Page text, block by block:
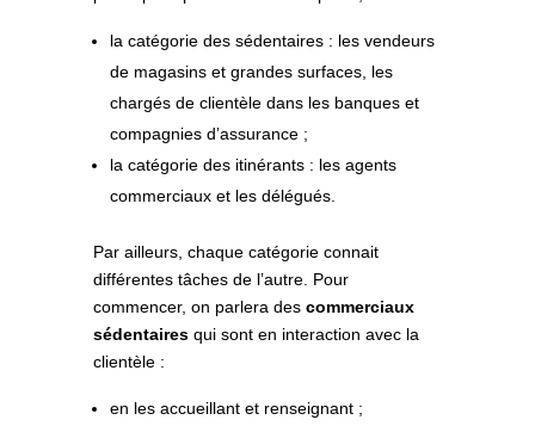
la catégorie des sédentaires : les vendeurs
de magasins et grandes surfaces, les
chargés de clientèle dans les banques et
compagnies d’assurance ;
la catégorie des itinérants : les agents
commerciaux et les délégués.
Par ailleurs, chaque catégorie connait
différentes tâches de l’autre. Pour
commencer, on parlera descommerciaux
sédentaires qui sont en interaction avec la
clientèle :
en les accueillant et renseignant ;